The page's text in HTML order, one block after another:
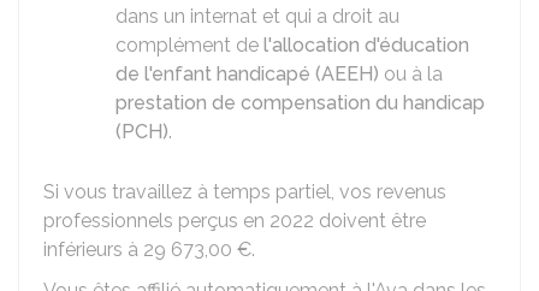
dans un internat et qui a droit au
complément de l'allocation d'éducation
de l'enfant handicapé (AEEH) ou à la
prestation de compensation du handicap
(PCH).
Si vous travaillez à temps partiel, vos revenus
professionnels perçus en 2022 doivent être
inférieurs à 29 673,00 €.